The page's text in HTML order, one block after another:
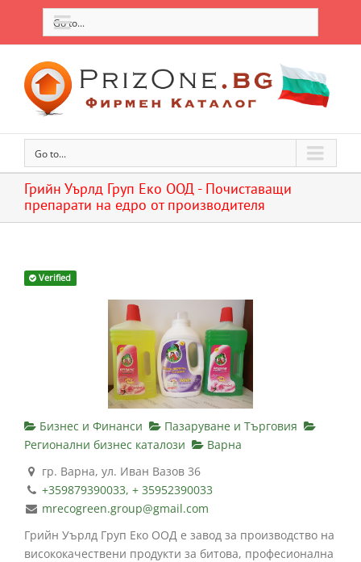
Go to...
Go to...
Грийн Уърлд Груп Еко ООД - Почиставащи
препарати на едро от производителя
Verified
Бизнес и Финанси
Пазаруване и Търговия
Регионални бизнес каталози
Варна
гр. Варна, ул. Иван Вазов 36
+359879390033, + 35952390033
mrecogreen.group@gmail.com
Грийн Уърлд Груп Еко ООД е завод за производство на
висококачествени продукти за битова, професионална